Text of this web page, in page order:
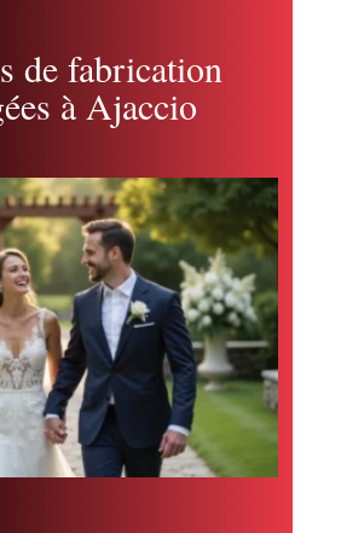
de fabrication
à Ajaccio